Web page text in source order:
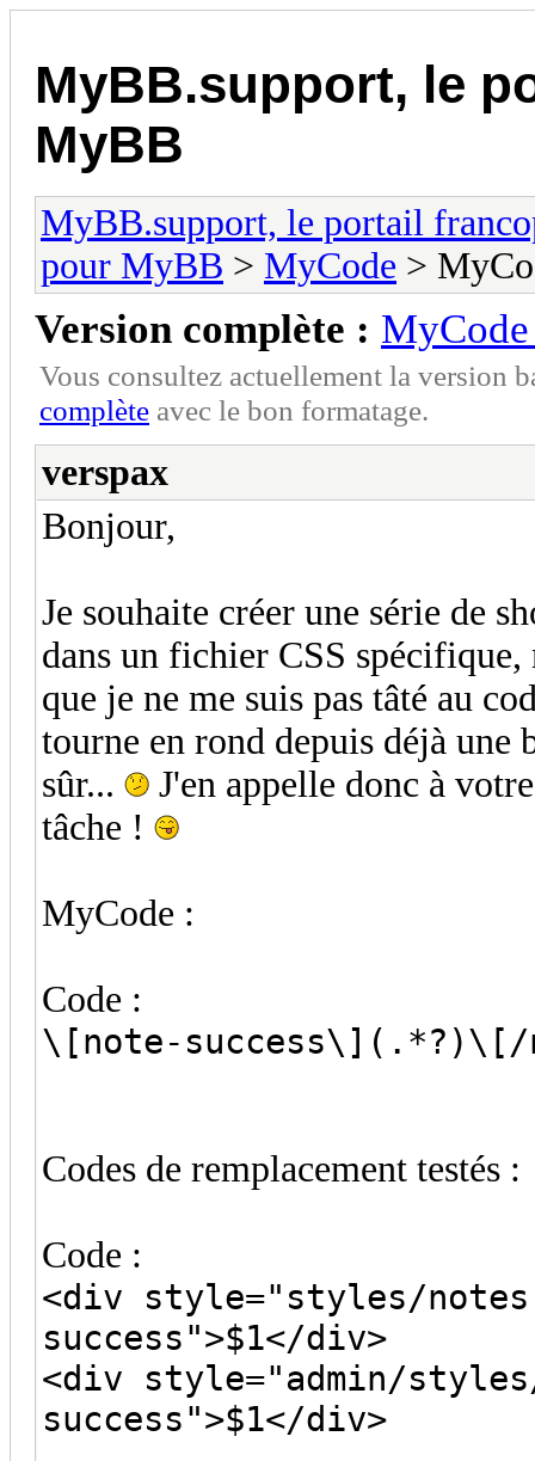
MyBB.support, le
MyBB
MyBB.support, le portail
pour MyBB > MyCode >
Version complète : MyCode
Vous consultez actuellement la version
complète avec le bon formatage.
verspax
Bonjour,
Je souhaite créer une série de
dans un fichier CSS
que je ne me suis pas tâté au
tourne en rond depuis déjà une
sûr...
J'en appelle donc à
tâche !
MyCode :
Code :
\[note-success\](.*?)\[/
Codes de remplacement testés :
Code :
<div style="styles/
success">$1</div>
<div style="admin/
success">$1</div>